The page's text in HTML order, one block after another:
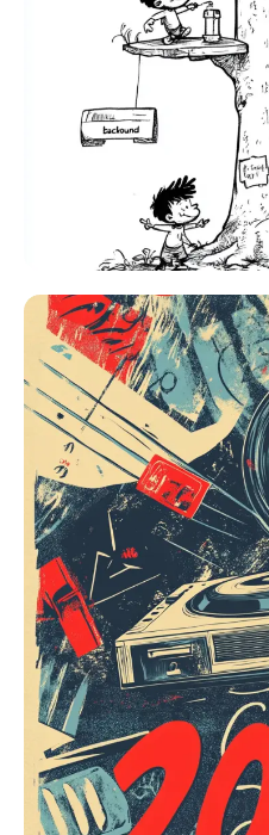
Générateur de tirs à la tête
Créateur de photos
Outils vidéo
Suppression de filigrane